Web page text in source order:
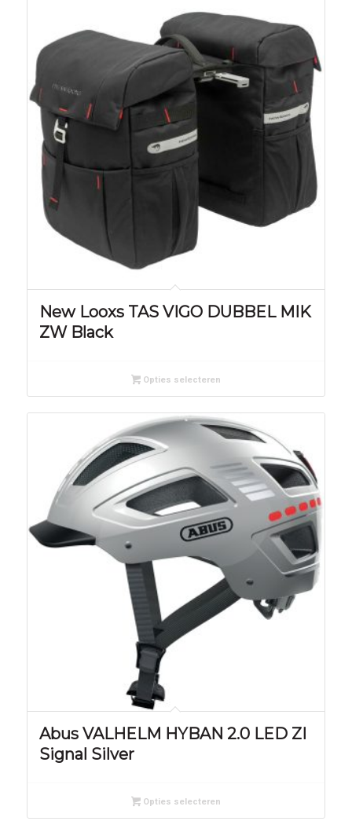
New Looxs TAS VIGO DUBBEL MIK
ZW Black
Opties selecteren
Abus VALHELM HYBAN 2.0 LED ZI
Signal Silver
Opties selecteren